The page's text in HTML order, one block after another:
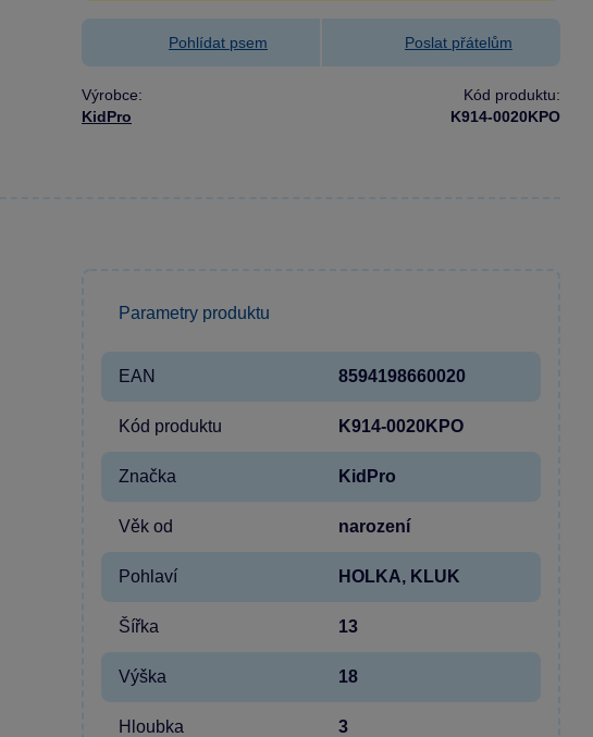
Pohlídat psem Poslat přátelům
Výrobce:
KidPro
Kód produktu:
K914-0020KPO
Parametry produktu
EAN 8594198660020
Kód produktu K914-0020KPO
Značka KidPro
Věk od narození
Pohlaví HOLKA, KLUK
Šířka 13
Výška 18
Hloubka 3